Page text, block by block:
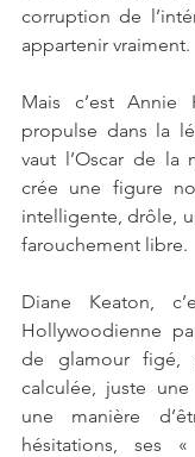
corruption de
appartenir vraiment.
Mais c’est Annie
propulse dans la
vaut l’Oscar de la
crée une figure
intelligente, drôle,
farouchement libre.
Diane Keaton,
Hollywoodienne
de glamour figé,
calculée, juste une
une manière
hésitations, ses